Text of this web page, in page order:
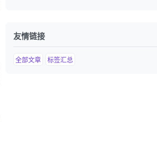
友情链接
全部文章 标签汇总